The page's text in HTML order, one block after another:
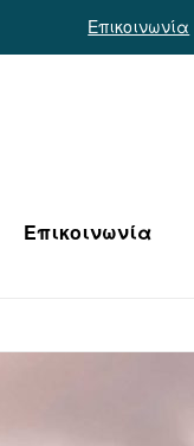
Επικοινωνία
Επικοινωνία